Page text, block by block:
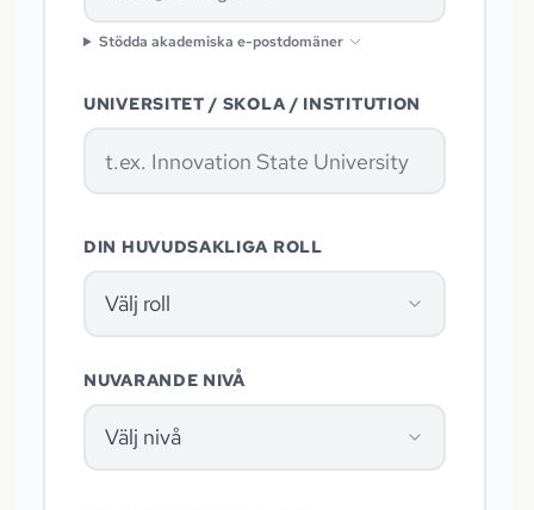
Stödda akademiska e-postdomäner
UNIVERSITET / SKOLA / INSTITUTION
DIN HUVUDSAKLIGA ROLL
Välj roll
NUVARANDE NIVÅ
Välj nivå